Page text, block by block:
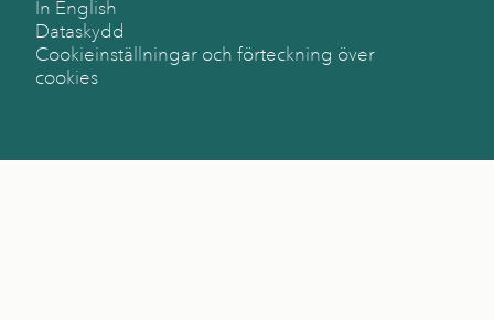
In English
Dataskydd
Cookieinställningar och förteckning över
cookies